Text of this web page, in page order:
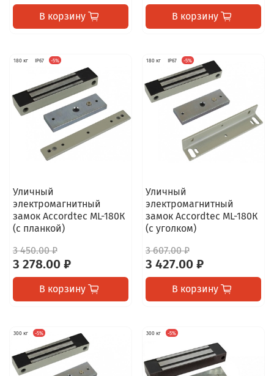
В корзину В корзину
180 кг IP67 -5%
Уличный
электромагнитный
замок Accordtec ML-180К
(с планкой)
3 450.00 ₽
3 278.00 ₽
В корзину
180 кг IP67 -5%
Уличный
электромагнитный
замок Accordtec ML-180К
(с уголком)
3 607.00 ₽
3 427.00 ₽
В корзину
300 кг -5% 300 кг -5%